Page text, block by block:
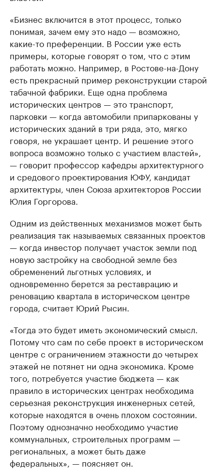
«Бизнес включится в этот процесс, только
понимая, зачем ему это надо — возможно,
какие-то преференции. В России уже есть
примеры, которые говорят о том, что с этим
работать можно. Например, в Ростове-на-Дону
есть прекрасный пример реконструкции старой
табачной фабрики. Еще одна проблема
исторических центров — это транспорт,
парковки — когда автомобили припаркованы у
исторических зданий в три ряда, это, мягко
говоря, не украшает центр. И решение этого
вопроса возможно только с участием властей»,
— говорит профессор кафедры архитектурного
и средового проектирования ЮФУ, кандидат
архитектуры, член Союза архитекторов России
Юлия Горгорова.
Одним из действенных механизмов может быть
реализация так называемых связанных проектов
— когда инвестор получает участок земли под
новую застройку на свободной земле без
обременений льготных условиях, и
одновременно берется за реставрацию и
реновацию квартала в историческом центре
города, считает Юрий Рысин.
«Тогда это будет иметь экономический смысл.
Потому что сам по себе проект в историческом
центре с ограничением этажности до четырех
этажей не потянет ни одна экономика. Кроме
того, потребуется участие бюджета — как
правило в исторических центрах необходима
серьезная реконструкция инженерных сетей,
которые находятся в очень плохом состоянии.
Поэтому однозначно необходимо участие
коммунальных, строительных программ —
региональных, а может быть даже
федеральных», — поясняет он.